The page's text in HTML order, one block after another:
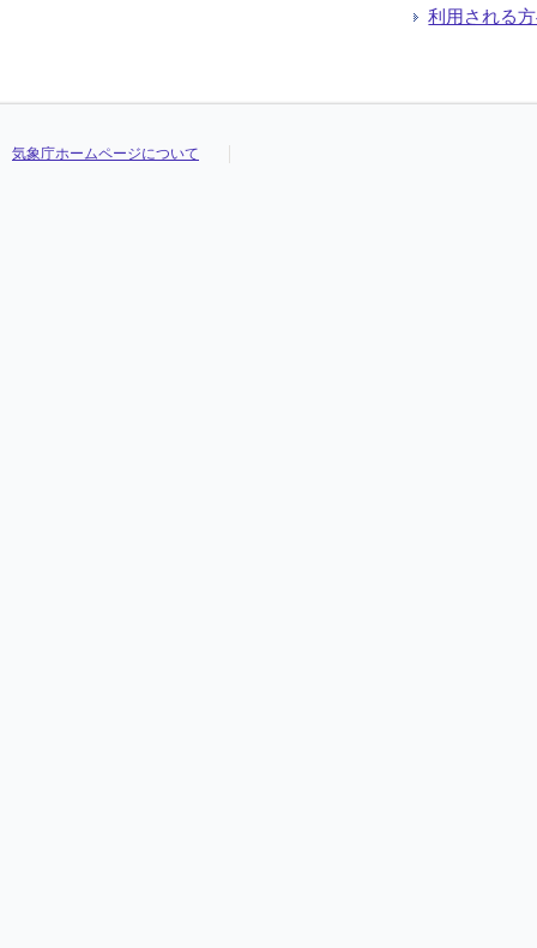
利用される
気象庁ホームページについて